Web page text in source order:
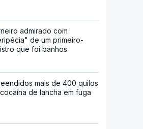
admirado com
de um primeiro-
que foi banhos
mais de 400 quilos
de lancha em fuga